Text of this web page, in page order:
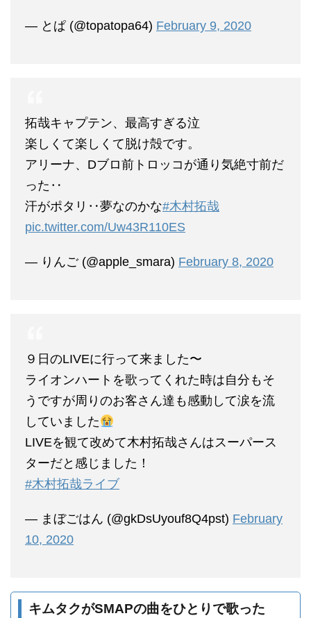
— とぱ (@topatopa64) February 9, 2020
拓哉キャプテン、最高すぎる泣
楽しくて楽しくて脱け殻です。
アリーナ、Dブロ前トロッコが通り気絶寸前だ
った‥
汗がポタリ‥夢なのかな#木村拓哉
pic.twitter.com/Uw43R110ES
— りんご (@apple_smara) February 8, 2020
９日のLIVEに行って来ました〜
ライオンハートを歌ってくれた時は自分もそ
うですが周りのお客さん達も感動して涙を流
していました
LIVEを観て改めて木村拓哉さんはスーパース
ターだと感じました！
#木村拓哉ライブ
— まぼごはん (@gkDsUyouf8Q4pst) February
10, 2020
キムタクがSMAPの曲をひとりで歌った